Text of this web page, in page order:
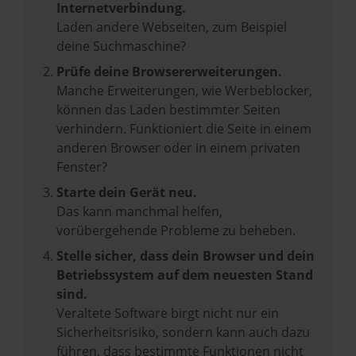
Internetverbindung.
Laden andere Webseiten, zum Beispiel
deine Suchmaschine?
Prüfe deine Browsererweiterungen.
Manche Erweiterungen, wie Werbeblocker,
können das Laden bestimmter Seiten
verhindern. Funktioniert die Seite in einem
anderen Browser oder in einem privaten
Fenster?
Starte dein Gerät neu.
Das kann manchmal helfen,
vorübergehende Probleme zu beheben.
Stelle sicher, dass dein Browser und dein
Betriebssystem auf dem neuesten Stand
sind.
Veraltete Software birgt nicht nur ein
Sicherheitsrisiko, sondern kann auch dazu
führen, dass bestimmte Funktionen nicht